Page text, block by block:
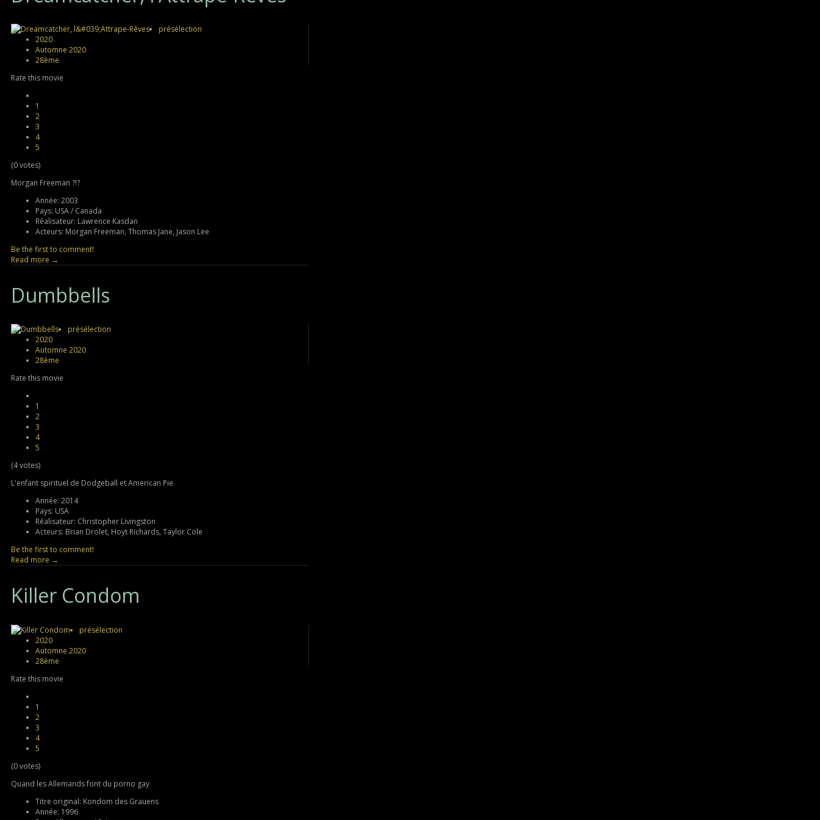
présélection
2020
Automne 2020
28ème
Rate this movie
1
2
3
4
5
(0 votes)
Morgan Freeman ?!?
Année: 2003
Pays: USA / Canada
Réalisateur: Lawrence Kasdan
Acteurs: Morgan Freeman, Thomas Jane, Jason Lee
Be the first to comment!
Read more →
Dumbbells
présélection
2020
Automne 2020
28ème
Rate this movie
1
2
3
4
5
(4 votes)
L'enfant spirituel de Dodgeball et American Pie
Année: 2014
Pays: USA
Réalisateur: Christopher Livingston
Acteurs: Brian Drolet, Hoyt Richards, Taylor Cole
Be the first to comment!
Read more →
Killer Condom
présélection
2020
Automne 2020
28ème
Rate this movie
1
2
3
4
5
(0 votes)
Quand les Allemands font du porno gay
Titre original: Kondom des Grauens
Année: 1996